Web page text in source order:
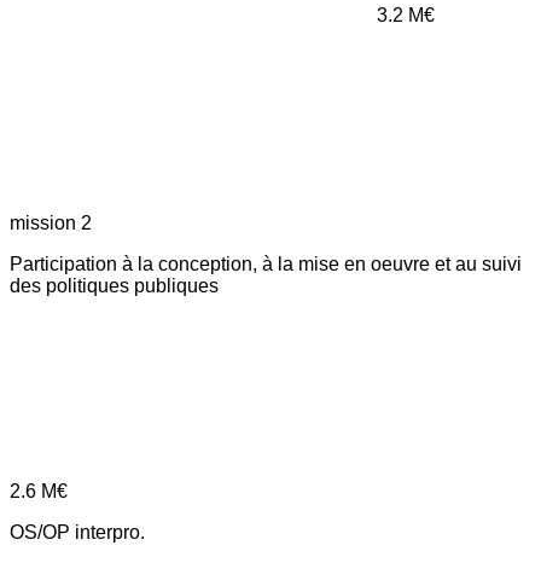
3.2 M€
mission 2
Participation à la conception, à la mise en oeuvre et au suivi
des politiques publiques
2.6 M€
OS/OP interpro.